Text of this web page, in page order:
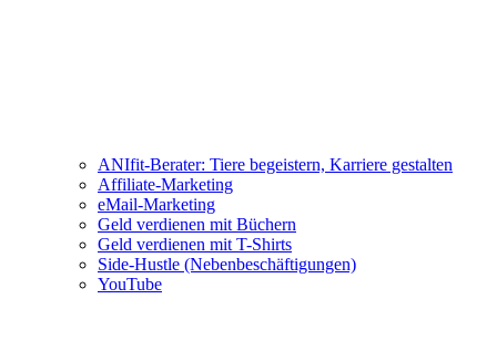
ANIfit-Berater: Tiere begeistern, Karriere gestalten
Affiliate-Marketing
eMail-Marketing
Geld verdienen mit Büchern
Geld verdienen mit T-Shirts
Side-Hustle (Nebenbeschäftigungen)
YouTube